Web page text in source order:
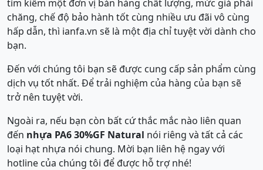
tìm kiếm một đơn vị bán hàng chất lượng, mức giá phải
chăng, chế độ bảo hành tốt cùng nhiều ưu đãi vô cùng
hấp dẫn, thì ianfa.vn sẽ là một địa chỉ tuyệt vời dành cho
bạn.
Đến với chúng tôi bạn sẽ được cung cấp sản phẩm cùng
dịch vụ tốt nhất. Để trải nghiệm của hàng của bạn sẽ
trở nên tuyệt vời.
Ngoài ra, nếu bạn còn bất cứ thắc mắc nào liên quan
đến nhựa PA6 30%GF Natural nói riêng và tất cả các
loại hạt nhựa nói chung. Mời bạn liên hệ ngay với
hotline của chúng tôi để được hỗ trợ nhé!